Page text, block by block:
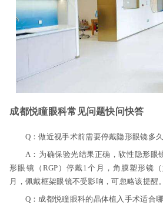
成都悦瞳眼科常见问题快问快答
Q：做近视手术前需要停戴隐形眼镜多
A：为确保验光结果正确，软性隐形眼
形眼镜（RGP）停戴1个月，角膜塑形镜
月，佩戴框架眼镜不受影响，可忽略该提醒。
Q：成都悦瞳眼科的晶体植入手术适合